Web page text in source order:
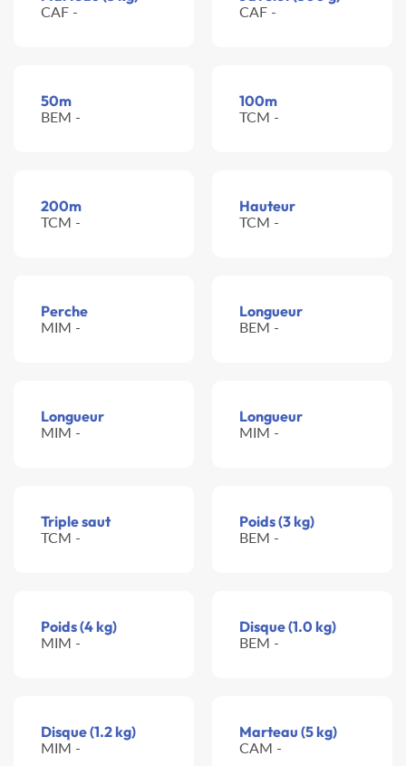
CAF - CAF -
50m
BEM -
100m
TCM -
200m
TCM -
Hauteur
TCM -
Perche
MIM -
Longueur
BEM -
Longueur
MIM -
Longueur
MIM -
Triple saut
TCM -
Poids (3 kg)
BEM -
Poids (4 kg)
MIM -
Disque (1.0 kg)
BEM -
Disque (1.2 kg)
MIM -
Marteau (5 kg)
CAM -